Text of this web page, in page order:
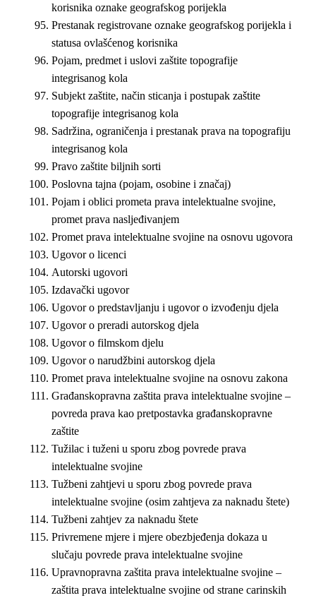
korisnika oznake geografskog porijekla
Prestanak registrovane oznake geografskog porijekla i
statusa ovlašćenog korisnika
Pojam, predmet i uslovi zaštite topografije
integrisanog kola
Subjekt zaštite, način sticanja i postupak zaštite
topografije integrisanog kola
Sadržina, ograničenja i prestanak prava na topografiju
integrisanog kola
Pravo zaštite biljnih sorti
Poslovna tajna (pojam, osobine i značaj)
Pojam i oblici prometa prava intelektualne svojine,
promet prava nasljeđivanjem
Promet prava intelektualne svojine na osnovu ugovora
Ugovor o licenci
Autorski ugovori
Izdavački ugovor
Ugovor o predstavljanju i ugovor o izvođenju djela
Ugovor o preradi autorskog djela
Ugovor o filmskom djelu
Ugovor o narudžbini autorskog djela
Promet prava intelektualne svojine na osnovu zakona
Građanskopravna zaštita prava intelektualne svojine –
povreda prava kao pretpostavka građanskopravne
zaštite
Tužilac i tuženi u sporu zbog povrede prava
intelektualne svojine
Tužbeni zahtjevi u sporu zbog povrede prava
intelektualne svojine (osim zahtjeva za naknadu štete)
Tužbeni zahtjev za naknadu štete
Privremene mjere i mjere obezbjeđenja dokaza u
slučaju povrede prava intelektualne svojine
Upravnopravna zaštita prava intelektualne svojine –
zaštita prava intelektualne svojine od strane carinskih